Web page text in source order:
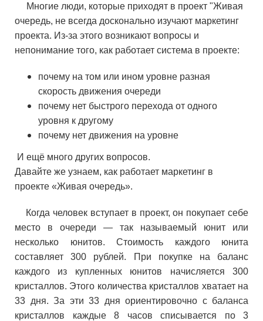
Многие люди, которые приходят в проект "Живая
очередь, не всегда досконально изучают маркетинг
проекта. Из-за этого возникают вопросы и
непонимание того, как работает система в проекте:
почему на том или ином уровне разная
скорость движения очереди
почему нет быстрого перехода от одного
уровня к другому
почему нет движения на уровне
И ещё много других вопросов.
Давайте же узнаем, как работает маркетинг в
проекте «Живая очередь».
Когда человек вступает в проект, он покупает себе
место в очереди — так называемый юнит или
несколько юнитов. Стоимость каждого юнита
составляет 300 рублей. При покупке на баланс
каждого из купленных юнитов начисляется 300
кристаллов. Этого количества кристаллов хватает на
33 дня. За эти 33 дня ориентировочно с баланса
кристаллов каждые 8 часов списывается по 3